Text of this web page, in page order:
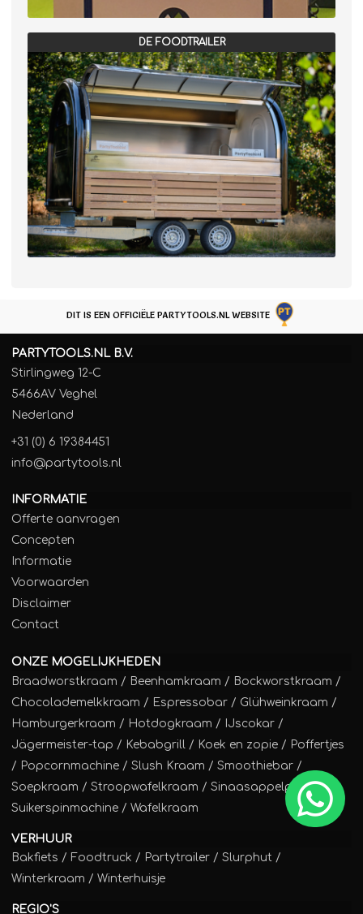
DE FOODTRAILER
DIT IS EEN OFFICIËLE PARTYTOOLS.NL WEBSITE
PARTYTOOLS.NL B.V.
Stirlingweg 12-C
5466AV Veghel
Nederland
+31 (0) 6 19384451
info@partytools.nl
INFORMATIE
Offerte aanvragen
Concepten
Informatie
Voorwaarden
Disclaimer
Contact
ONZE MOGELIJKHEDEN
Braadworstkraam / Beenhamkraam / Bockworstkraam /
Chocolademelkkraam / Espressobar / Glühweinkraam /
Hamburgerkraam / Hotdogkraam / IJscokar /
Jägermeister-tap / Kebabgrill / Koek en zopie / Poffertjes
/ Popcornmachine / Slush Kraam / Smoothiebar /
Soepkraam / Stroopwafelkraam / Sinaasappelpers/
Suikerspinmachine / Wafelkraam
VERHUUR
Bakfiets / Foodtruck / Partytrailer / Slurphut /
Winterkraam / Winterhuisje
REGIO'S